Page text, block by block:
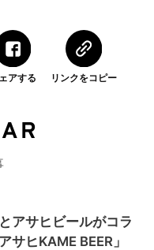
アする リンクをコピー
アサヒビールがコラ
サヒKAME BEER」